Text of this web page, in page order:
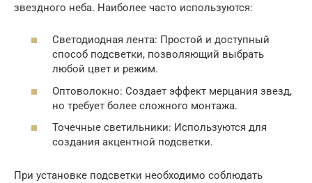
звездного неба. Наиболее часто используются:
Светодиодная лента: Простой и доступный
способ подсветки, позволяющий выбрать
любой цвет и режим.
Оптоволокно: Создает эффект мерцания звезд,
но требует более сложного монтажа.
Точечные светильники: Используются для
создания акцентной подсветки.
При установке подсветки необходимо соблюдать